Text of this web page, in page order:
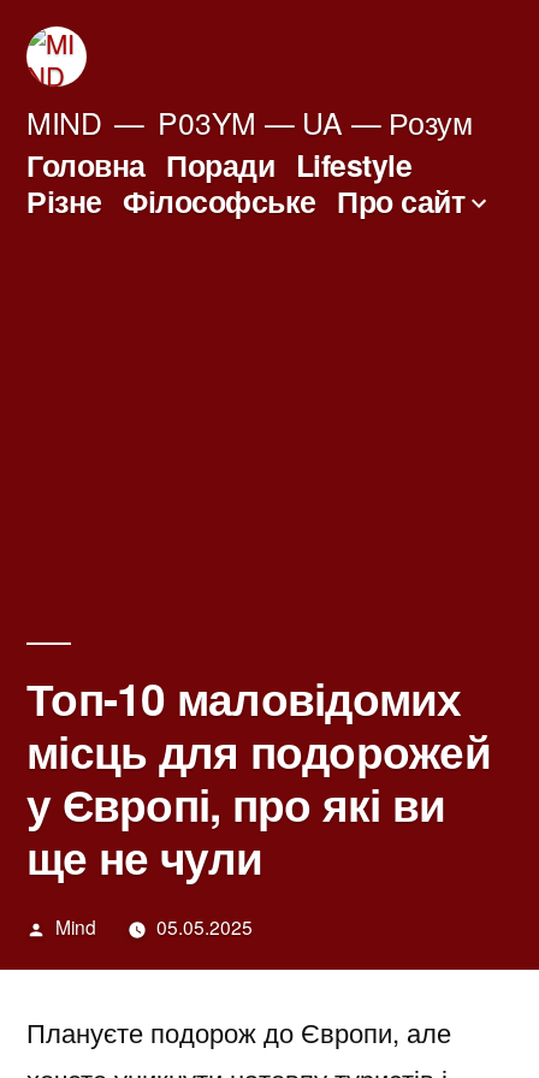
Перейти
до
вмісту
MIND P03YM — UA — Розум
Головна Поради Lifestyle
Різне Філософське Про сайт
Топ-10 маловідомих
місць для подорожей
у Європі, про які ви
ще не чули
Написано
Mind 05.05.2025
Плануєте подорож до Європи, але